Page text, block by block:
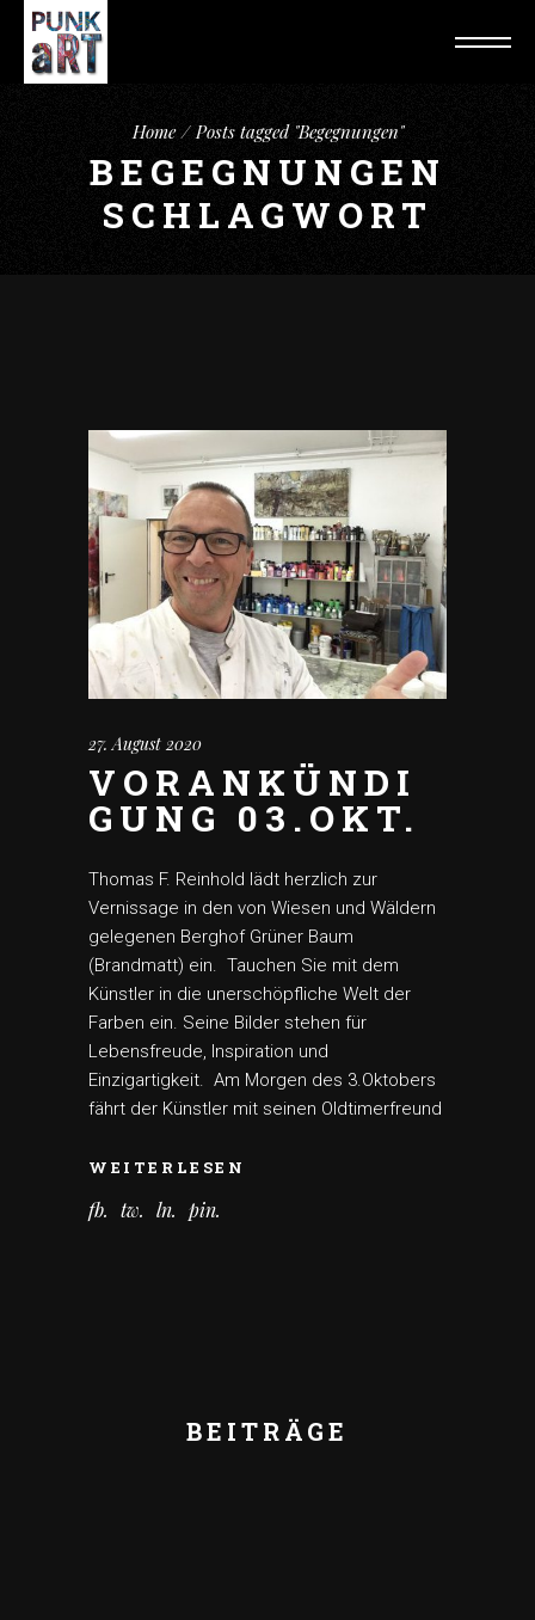
Home Posts tagged "Begegnungen"
BEGEGNUNGEN
SCHLAGWORT
27. August 2020
VORANKÜNDI
GUNG 03.OKT.
Thomas F. Reinhold lädt herzlich zur
Vernissage in den von Wiesen und Wäldern
gelegenen Berghof Grüner Baum
(Brandmatt) ein. Tauchen Sie mit dem
Künstler in die unerschöpfliche Welt der
Farben ein. Seine Bilder stehen für
Lebensfreude, Inspiration und
Einzigartigkeit. Am Morgen des 3.Oktobers
fährt der Künstler mit seinen Oldtimerfreund
WEITERLESEN
fb tw ln pin
BEITRÄGE